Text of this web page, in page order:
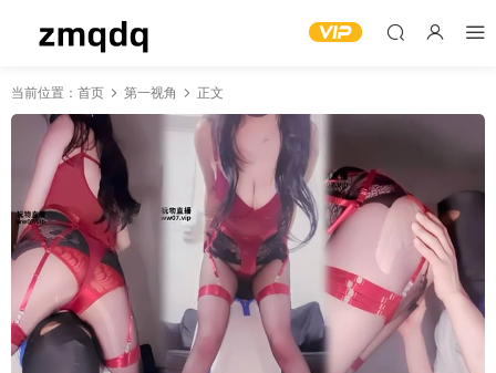
当前位置： 首页 第一视角 正文